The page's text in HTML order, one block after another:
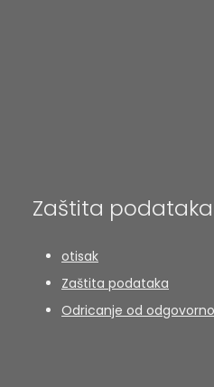
Zaštita
otisak
Zaštita podataka
Odricanje od